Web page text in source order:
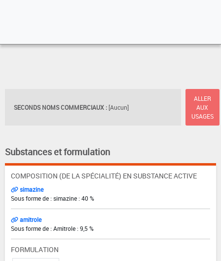
SECONDS NOMS COMMERCIAUX : [Aucun]
ALLER
AUX
USAGES
Substances et formulation
COMPOSITION (DE LA SPÉCIALITÉ) EN SUBSTANCE ACTIVE
simazine
Sous forme de : simazine : 40 %
amitrole
Sous forme de : Amitrole : 9,5 %
FORMULATION